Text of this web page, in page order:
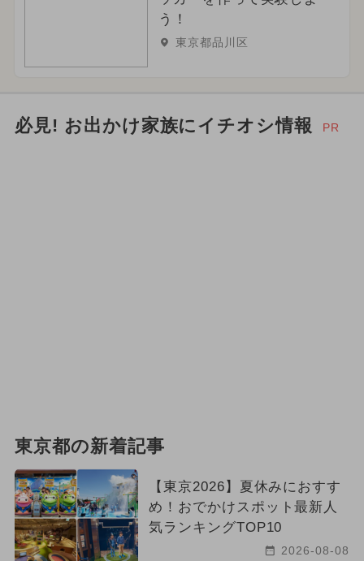
う！
東京都品川区
必見! お出かけ家族にイチオシ情報 PR
東京都の新着記事
【東京2026】夏休みにおすす
め！おでかけスポット最新人
気ランキングTOP10
2026-08-08